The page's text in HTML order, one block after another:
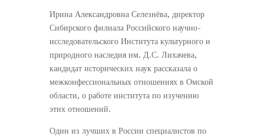
Ирина Александровна Селезнёва, директор
Сибирского филиала Российского научно-
исследовательского Института культурного и
природного наследия им. Д.С. Лихачева,
кандидат исторических наук рассказала о
межконфессиональных отношениях в Омской
области, о работе института по изучению
этих отношений.
Один из лучших в России специалистов по